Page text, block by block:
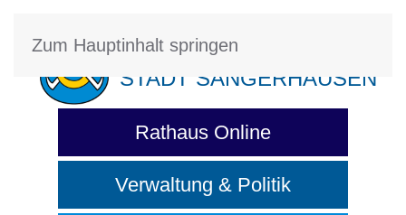
Zum Hauptinhalt springen
STADT SANGERHAUSEN
Rathaus Online
Verwaltung & Politik